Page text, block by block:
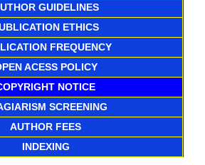
GUIDELINES
ETHICS
FREQUENCY
ACESS POLICY
NOTICE
SCREENING
AUTHOR FEES
INDEXING